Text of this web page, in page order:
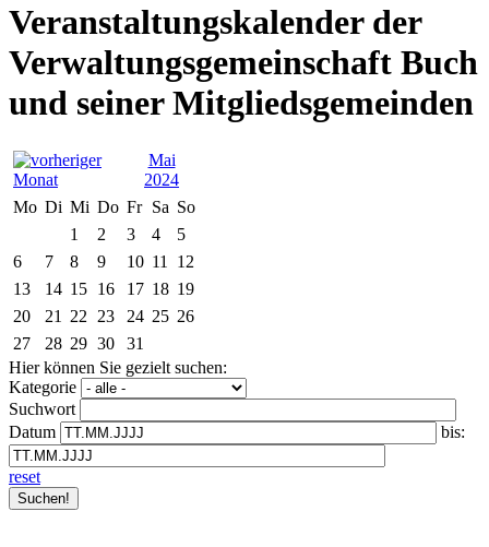
Veranstaltungskalender der
Verwaltungsgemeinschaft Buch
und seiner Mitgliedsgemeinden
Mai
2024
Mo Di Mi Do Fr Sa So
1
2 3 4
5
6
7 8 9 10 11
12
13
14 15 16 17 18 19
20
21 22 23 24 25 26
27
28 29 30
31
Hier können Sie gezielt suchen:
Kategorie
Suchwort
Datum
bis:
reset